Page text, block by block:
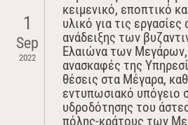
1
Sep
2022
κειμενικό, εποπτικό
υλικό για τις
ανάδειξης των
Ελαιώνα των
ανασκαφές της
θέσεις στα Μέγαρα,
εντυπωσιακό υπόγειο
υδροδότησης του
πόλης-κράτους των